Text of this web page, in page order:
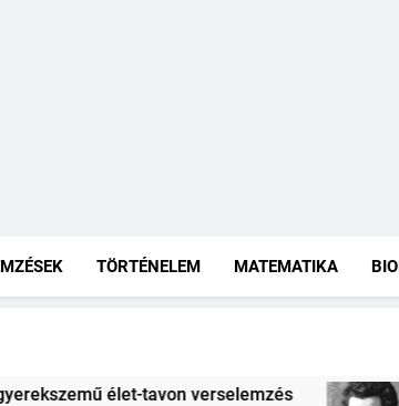
TÖRTÉNELEM MATEMATIKA
József Attila: A gondolkodó